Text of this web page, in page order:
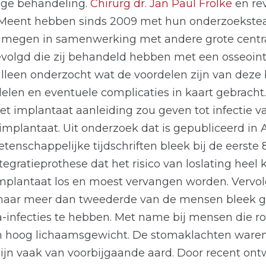
behandeling.Chirurg dr. Jan Paul Frölke en
hebben sinds 2009 met hun
in samenwerking met andere grote
die zij behandeld hebben met een
onderzocht wat de voordelen zijn van deze
en eventuele complicaties in kaart
implantaat aanleiding zou geven tot infectie
Uit onderzoek dat is gepubliceerd in
tijdschriften bleek bij de eerste
dat het risico van loslating heel
los en moest vervangen worden.
meer dan tweederde van de mensen bleek
infecties te hebben. Met name bij mensen die
hoog lichaamsgewicht. De stomaklachten
vaak van voorbijgaande aard. Door recent